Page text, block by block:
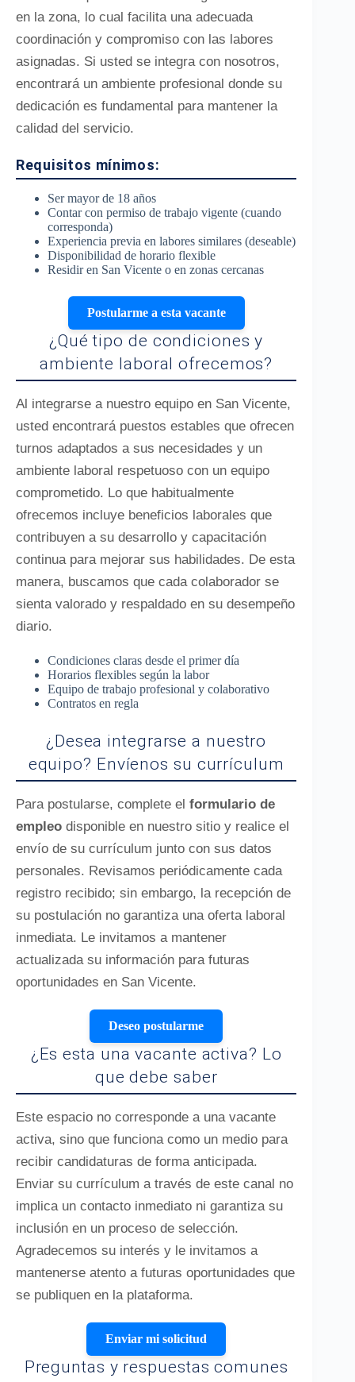
en la zona, lo cual facilita una adecuada
coordinación y compromiso con las labores
asignadas. Si usted se integra con nosotros,
encontrará un ambiente profesional donde su
dedicación es fundamental para mantener la
calidad del servicio.
Requisitos mínimos:
Ser mayor de 18 años
Contar con permiso de trabajo vigente (cuando
corresponda)
Experiencia previa en labores similares (deseable)
Disponibilidad de horario flexible
Residir en San Vicente o en zonas cercanas
Postularme a esta vacante
¿Qué tipo de condiciones y
ambiente laboral ofrecemos?
Al integrarse a nuestro equipo en San Vicente,
usted encontrará puestos estables que ofrecen
turnos adaptados a sus necesidades y un
ambiente laboral respetuoso con un equipo
comprometido. Lo que habitualmente
ofrecemos incluye beneficios laborales que
contribuyen a su desarrollo y capacitación
continua para mejorar sus habilidades. De esta
manera, buscamos que cada colaborador se
sienta valorado y respaldado en su desempeño
diario.
Condiciones claras desde el primer día
Horarios flexibles según la labor
Equipo de trabajo profesional y colaborativo
Contratos en regla
¿Desea integrarse a nuestro
equipo? Envíenos su currículum
Para postularse, complete el formulario de
empleo disponible en nuestro sitio y realice el
envío de su currículum junto con sus datos
personales. Revisamos periódicamente cada
registro recibido; sin embargo, la recepción de
su postulación no garantiza una oferta laboral
inmediata. Le invitamos a mantener
actualizada su información para futuras
oportunidades en San Vicente.
Deseo postularme
¿Es esta una vacante activa? Lo
que debe saber
Este espacio no corresponde a una vacante
activa, sino que funciona como un medio para
recibir candidaturas de forma anticipada.
Enviar su currículum a través de este canal no
implica un contacto inmediato ni garantiza su
inclusión en un proceso de selección.
Agradecemos su interés y le invitamos a
mantenerse atento a futuras oportunidades que
se publiquen en la plataforma.
Enviar mi solicitud
Preguntas y respuestas comunes